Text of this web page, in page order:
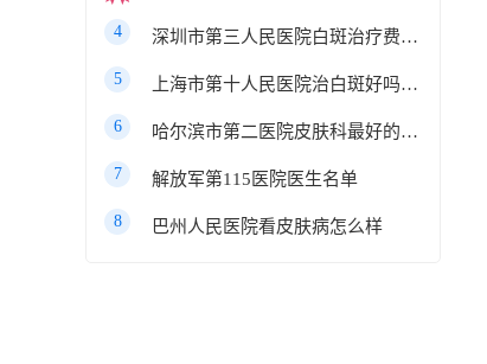
4 深圳市第三人民医院白斑治疗费用多少
5 上海市第十人民医院治白斑好吗知乎
6 哈尔滨市第二医院皮肤科最好的医生
7 解放军第115医院医生名单
8 巴州人民医院看皮肤病怎么样